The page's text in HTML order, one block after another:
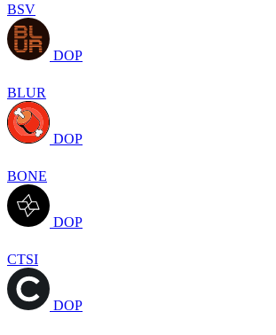
BSV
DOP
BLUR
DOP
BONE
DOP
CTSI
DOP